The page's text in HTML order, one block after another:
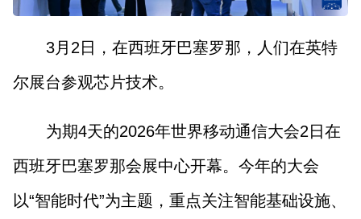
3月2日，在西班牙巴塞罗那，人们在英特
尔展台参观芯片技术。
为期4天的2026年世界移动通信大会2日在
西班牙巴塞罗那会展中心开幕。今年的大会
以“智能时代”为主题，重点关注智能基础设施、